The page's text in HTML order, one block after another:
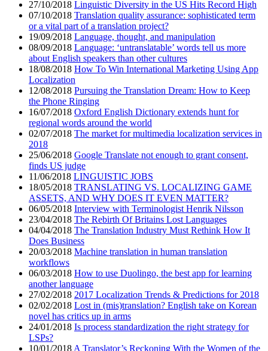
27/10/2018 Linguistic Diversity in the US Hits Record High
07/10/2018 Translation quality assurance: sophisticated term
or a vital part of a translation project?
19/09/2018 Language, thought, and manipulation
08/09/2018 Language: ‘untranslatable’ words tell us more
about English speakers than other cultures
18/08/2018 How To Win International Marketing Using App
Localization
12/08/2018 Pursuing the Translation Dream: How to Keep
the Phone Ringing
16/07/2018 Oxford English Dictionary extends hunt for
regional words around the world
02/07/2018 The market for multimedia localization services in
2018
25/06/2018 Google Translate not enough to grant consent,
finds US judge
11/06/2018 LINGUISTIC JOBS
18/05/2018 TRANSLATING VS. LOCALIZING GAME
ASSETS, AND WHY DOES IT EVEN MATTER?
06/05/2018 Interview with Terminologist Henrik Nilsson
23/04/2018 The Rebirth Of Britains Lost Languages
04/04/2018 The Translation Industry Must Rethink How It
Does Business
20/03/2018 Machine translation in human translation
workflows
06/03/2018 How to use Duolingo, the best app for learning
another language
27/02/2018 2017 Localization Trends & Predictions for 2018
02/02/2018 Lost in (mis)translation? English take on Korean
novel has critics up in arms
24/01/2018 Is process standardization the right strategy for
LSPs?
10/01/2018 A Translator’s Reckoning With the Women of the